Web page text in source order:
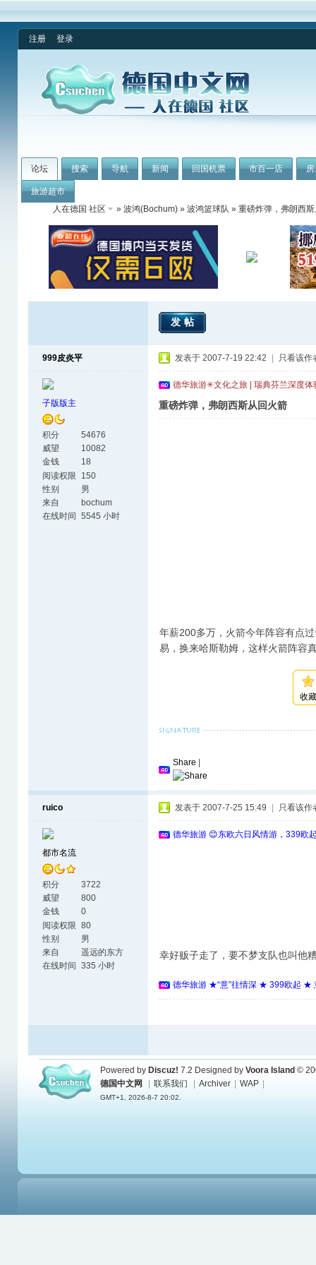
注册 登录
论坛 搜索 导航 新闻 回国机票 市百一店
旅游超市
人在德国 社区
» 波鸿(Bochum) » 波鸿篮球队 » 重磅炸弹，弗朗西
发帖
999皮炎平
子版版主
积分
54676
威望
10082
金钱
18
阅读权限
150
性别
男
来自
bochum
在线时间
5545 小时
发表于 2007-7-19 22:42 只看该作
德华旅游✳文化之旅 | 瑞典芬兰深度
重磅炸弹，弗朗西斯从回火箭
年薪200多万，火箭今年阵容有点
易，换来哈斯勒姆，这样火箭阵容
收
Share
ruico
都市名流
积分
3722
威望
800
金钱
0
阅读权限 80
性别
男
来自
遥远的东方
在线时间
335 小时
发表于 2007-7-25 15:49 只看该作
德华旅游 😊东欧六日风情游，339欧
幸好贩子走了，要不梦支队也叫他
德华旅游 ★“意”往情深 ★ 399欧起 ★
Powered by Discuz! 7.2 Designed by Voora Island ©
德国中文网
联系我们 Archiver WAP
GMT+1, 2026-8-7 20:02.